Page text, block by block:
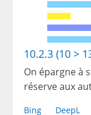
10.2.3 (10 >
On épargne à
réserve aux
Bing DeepL